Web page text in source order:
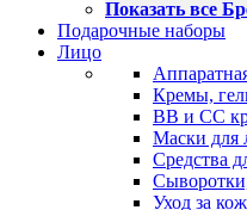
Показать все
Подарочные наборы
Лицо
Кремы,
BB и CC
Маски для
Средства
Уход за